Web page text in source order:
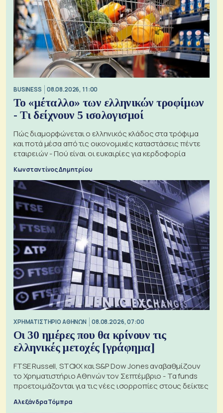
BUSINESS 08.08.2026, 11:00
Το «μέταλλο» των ελληνικών τροφίμων
- Τι δείχνουν 5 ισολογισμοί
Πώς διαμορφώνεται ο ελληνικός κλάδος στα τρόφιμα
και ποτά μέσα από τις οικονομικές καταστάσεις πέντε
εταιρειών - Πού είναι οι ευκαιρίες για κερδοφορία
Κωνσταντίνος Δημητρίου
XΡΗΜΑΤΙΣΤΗΡΙΟ ΑΘΗΝΩΝ 08.08.2026, 07:00
Οι 30 ημέρες που θα κρίνουν τις
ελληνικές μετοχές [γράφημα]
FTSE Russell, STOXX και S&P Dow Jones αναβαθμίζουν
το Χρηματιστήριο Αθηνών τον Σεπτέμβριο - Τα funds
προετοιμάζονται για τις νέες ισορροπίες στους δείκτες
Αλεξάνδρα Τόμπρα